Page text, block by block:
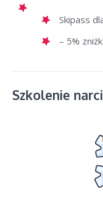
Skipass
– 5%
Szkolenie